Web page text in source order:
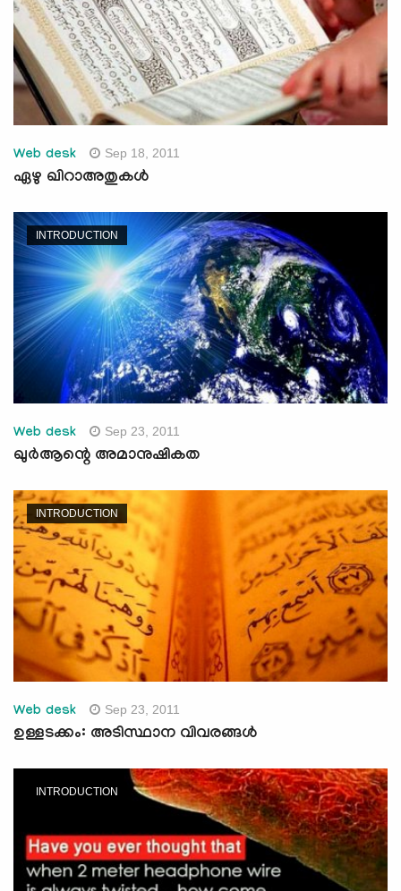
Web desk Sep 18, 2011
ഏഴു ഖിറാഅതുകള്‍
INTRODUCTION
Web desk Sep 23, 2011
ഖുര്‍ആന്റെ അമാനുഷികത
INTRODUCTION
Web desk Sep 23, 2011
ഉള്ളടക്കം: അടിസ്ഥാന വിവരങ്ങള്‍
INTRODUCTION